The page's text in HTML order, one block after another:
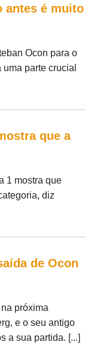
antes é muito
Ocon para o
parte crucial
que a
1 mostra que
diz
de Ocon
próxima
e o seu antigo
a sua partida. [...]